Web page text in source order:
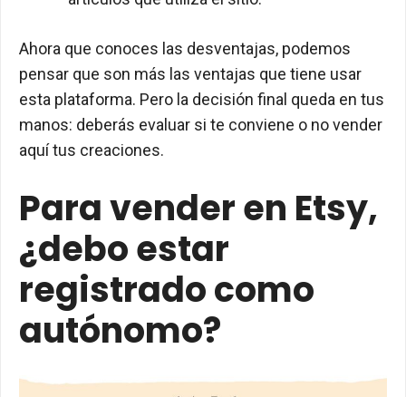
Ahora que conoces las desventajas, podemos
pensar que son más las ventajas que tiene usar
esta plataforma. Pero la decisión final queda en tus
manos: deberás evaluar si te conviene o no vender
aquí tus creaciones.
Para vender en Etsy,
¿debo estar
registrado como
autónomo?